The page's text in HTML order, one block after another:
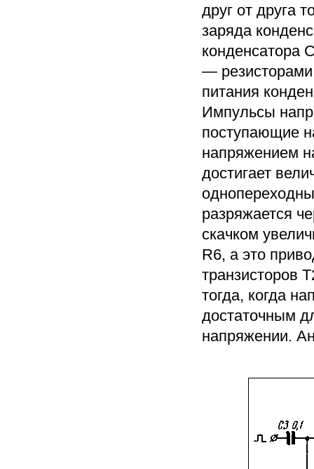
друг от друга
заряда
конденсатора
—
питания
Импульсы
поступающие
напряжением
достигает
разряжается
скачком
R6, а это
транзисторов
тогда, когда
достаточным
напряжении.